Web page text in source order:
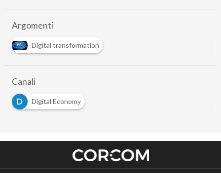
Argomenti
Digital transformation
Canali
D
Digital Economy